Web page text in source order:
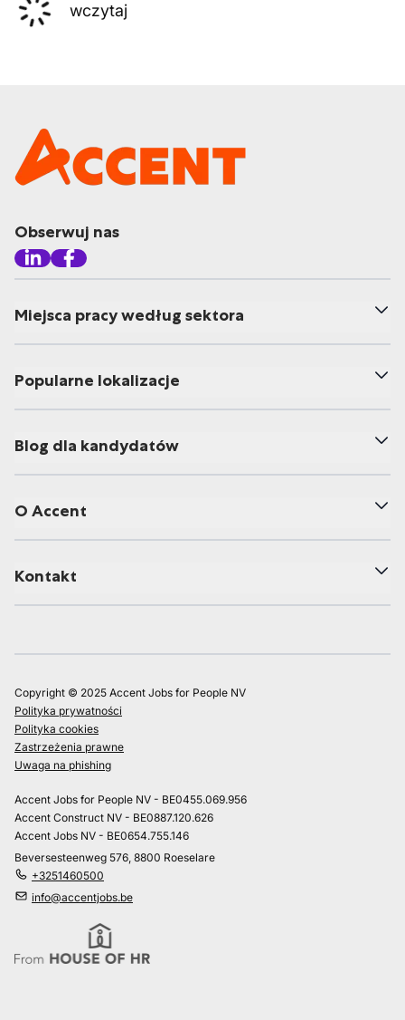
wczytaj
Obserwuj nas
Miejsca pracy według sektora
Popularne lokalizacje
Blog dla kandydatów
O Accent
Kontakt
Copyright © 2025 Accent Jobs for People NV
Polityka prywatności
Polityka cookies
Zastrzeżenia prawne
Uwaga na phishing
Accent Jobs for People NV - BE0455.069.956
Accent Construct NV - BE0887.120.626
Accent Jobs NV - BE0654.755.146
Beversesteenweg 576, 8800 Roeselare
+3251460500
info@accentjobs.be